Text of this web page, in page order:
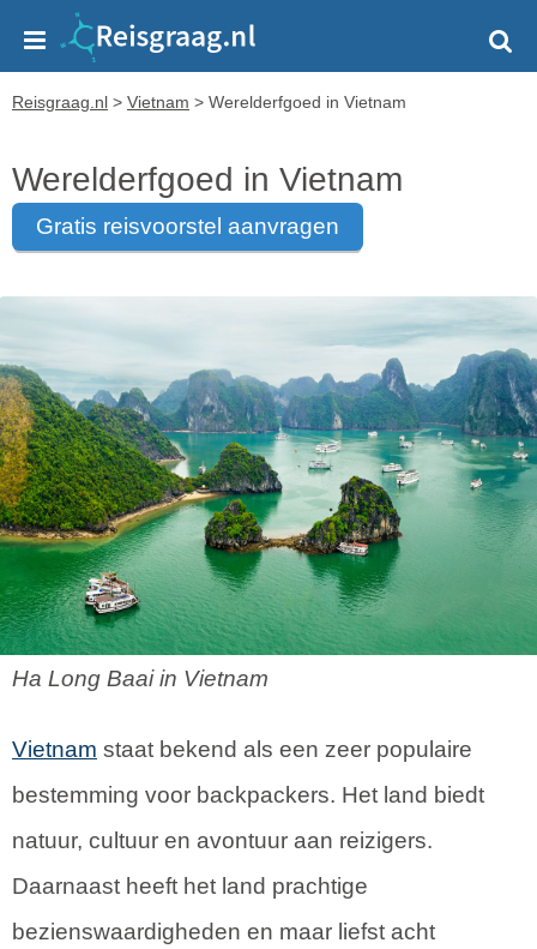
Reisgraag.nl > Vietnam > Werelderfgoed in Vietnam
Werelderfgoed in Vietnam
gratis reisvoorstel aanvragen
Ha Long Baai in Vietnam
Vietnam staat bekend als een zeer populaire
bestemming voor backpackers. Het land biedt
natuur, cultuur en avontuur aan reizigers.
Daarnaast heeft het land prachtige
bezienswaardigheden en maar liefst acht